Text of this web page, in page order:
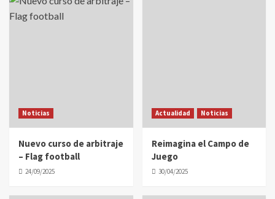
Noticias
Nuevo curso de arbitraje
– Flag football
24/09/2025
Actualidad Noticias
Reimagina el Campo de
Juego
30/04/2025